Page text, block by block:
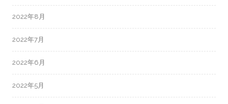
2022年8月
2022年7月
2022年6月
2022年5月